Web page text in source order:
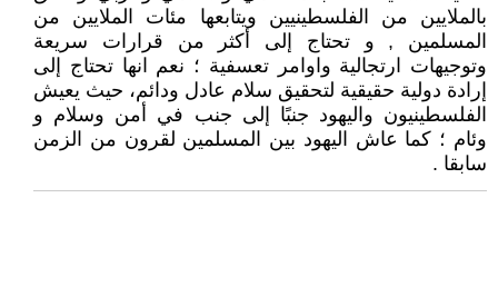
بالملايين من الفلسطينيين ويتابعها مئات الملايين من
المسلمين , و تحتاج إلى أكثر من قرارات سريعة
وتوجيهات ارتجالية واوامر تعسفية ؛ نعم انها تحتاج إلى
إرادة دولية حقيقية لتحقيق سلام عادل ودائم، حيث يعيش
الفلسطينيون واليهود جنبًا إلى جنب في أمن وسلام و
وئام ؛ كما عاش اليهود بين المسلمين لقرون من الزمن
سابقا .